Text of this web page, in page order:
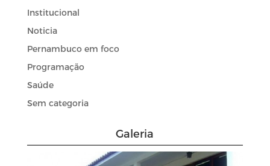
Institucional
Noticia
Pernambuco em foco
Programação
Saúde
Sem categoria
Galeria